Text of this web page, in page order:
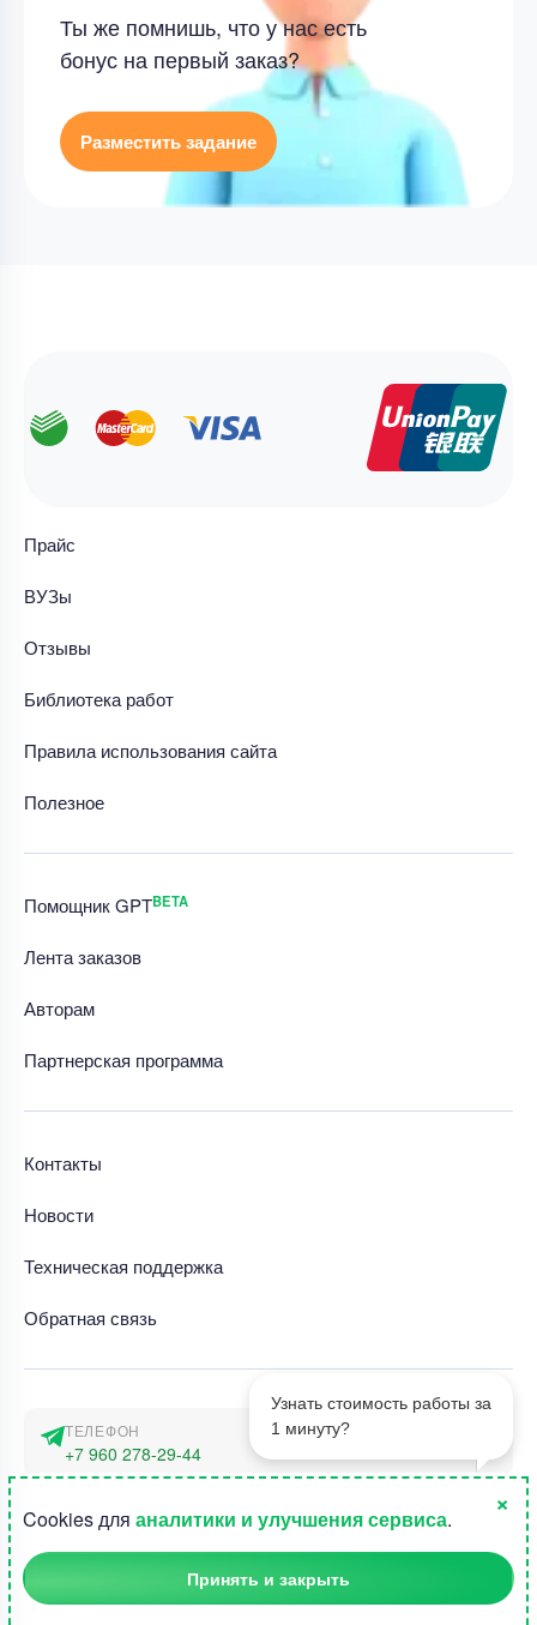
Ты же помнишь, что у нас есть
бонус на первый заказ?
Разместить задание
1
Узнать стоимость работы за
1 минуту?
Прайс
ВУЗы
Отзывы
Библиотека работ
Правила использования сайта
Полезное
Помощник GPTBETA
Лента заказов
Авторам
Партнерская программа
Контакты
Новости
Техническая поддержка
Обратная связь
ТЕЛЕФОН
+7 960 278-29-44
г. Москва, наб. Тараса Шевченко 23а
©2015-2026, Студландия -
Cookies для аналитики и улучшения сервиса.
×
Принять и закрыть